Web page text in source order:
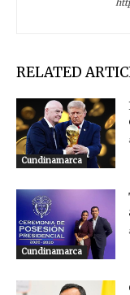
RELATED
Cundinamarca
Cundinamarca